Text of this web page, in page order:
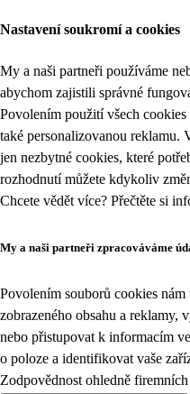
Nastavení soukromí a cookies
My a naši partneři používáme
abychom zajistili správné
Povolením použití všech
také personalizovanou reklamu.
jen nezbytné cookies, které
rozhodnutí můžete kdykoliv
Chcete vědět více? Přečtěte si
My a naši partneři zpracováváme
Povolením souborů cookies
zobrazeného obsahu a reklamy,
nebo přistupovat k informacím
o poloze a identifikovat vaše
Zodpovědnost ohledně